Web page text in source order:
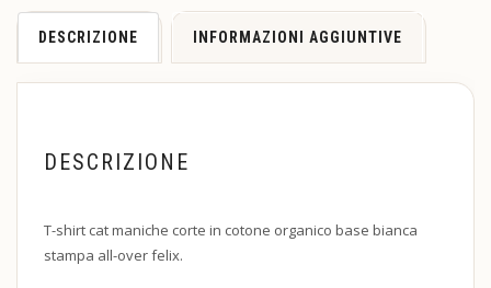
DESCRIZIONE INFORMAZIONI AGGIUNTIVE
DESCRIZIONE
T-shirt cat maniche corte in cotone organico base bianca
stampa all-over felix.